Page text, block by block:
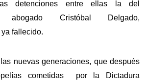
detenciones entre ellas la del
Cristóbal Delgado,
fallecido.
nuevas generaciones, que después
cometidas por la Dictadura